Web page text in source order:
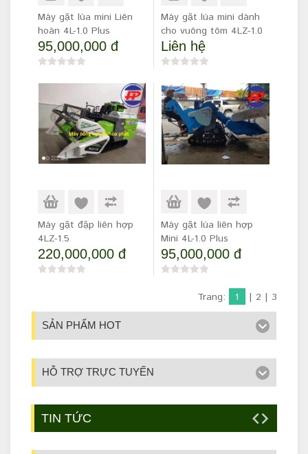
Máy gặt lúa mini Liên
hoàn 4L-1.0 Plus
95,000,000 đ
Máy gặt lúa mini dành
cho vuông tôm 4LZ-1.0
Liên hệ
Máy gặt đập liên hợp
4LZ-1.5
220,000,000 đ
Máy gặt lúa liên hợp
Mini 4L-1.0 Plus
95,000,000 đ
Trang: 1 | 2 | 3
SẢN PHẨM HOT
HỖ TRỢ TRỰC TUYẾN
TIN TỨC